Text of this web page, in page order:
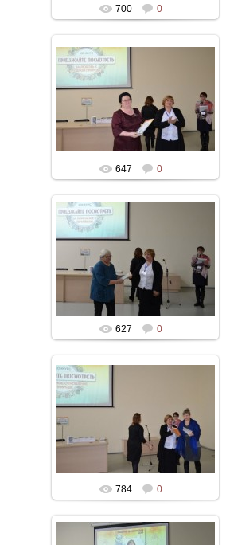
700 0
647 0
627 0
784 0